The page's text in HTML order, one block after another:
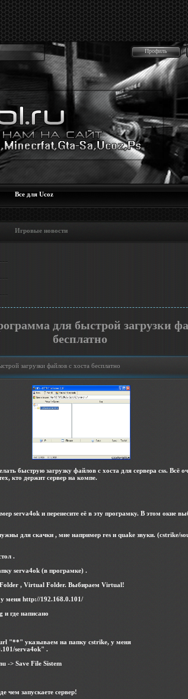
Профиль
Все для Ucoz
новости
для быстрой загрузки
бесплатно
загрузки файлов с хоста бесплатно
быструю загрузку файлов с хоста для сервера css. Всё
кто держит сервер на компе.
serva4ok и перенесите её в эту програмку. В этом окне
для скачки , мне например res и quake звуки. (cstrike/
.
serva4ok (в програмке) .
, Virtual Folder. Выбираем Virtual!
у меня http://192.168.0.101/
и где написано
"**" указываем на папку cstrike, у меня
serva4ok" .
-> Save File Sistem
чем запускаете сервер!